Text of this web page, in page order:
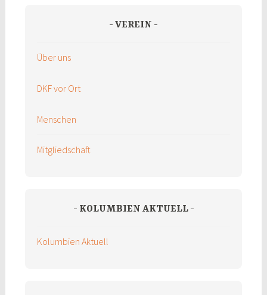
VEREIN
Über uns
DKF vor Ort
Menschen
Mitgliedschaft
KOLUMBIEN AKTUELL
Kolumbien Aktuell